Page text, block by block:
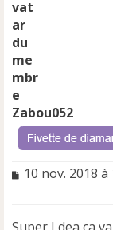
Zabou052
M
10 nov. 2018 à